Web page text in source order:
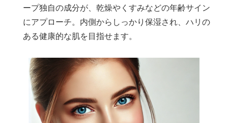
ープ独自の成分が、乾燥やくすみなどの年齢サイン
にアプローチ。内側からしっかり保湿され、ハリの
ある健康的な肌を目指せます。